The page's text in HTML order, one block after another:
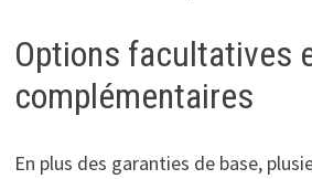
Options facultatives
complémentaires
En plus des garanties de base,